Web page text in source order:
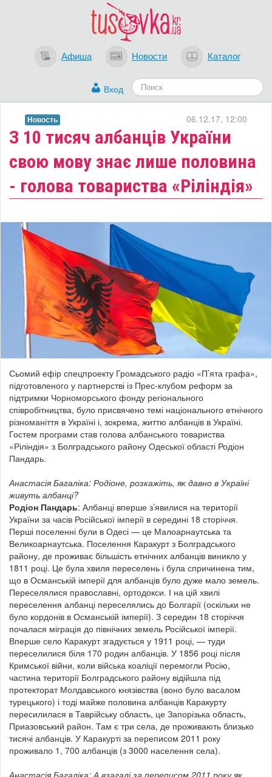
Афиша Новости Каталог
Вход
З 10 тисяч албанців України
свою мову знає лише половина
- голова товариства «Ріліндія»
06.12.17, 12:00
Новость
Сьомий ефір спецпроекту Громадського радіо «П’ята графа»,
підготовленого у партнерстві із Прес-клубом реформ за
підтримки Чорноморського фонду регіонального
співробітництва, було присвячено темі національного етнічного
різноманіття в Україні і, зокрема, життю албанців в Україні.
Гостем програми став голова албанського товариства
«Ріліндія» з Болградського району Одеської області Родіон
Пандарь.
Анастасія Багаліка: Родіоне, розкажіть, як давно в Україні
живуть албанці?
Родіон Пандарь: Албанці вперше з’явилися на території
України за часів Російської імперії в середині 18 сторіччя.
Перші поселенні були в Одесі — це Малоарнаутська та
Великоарнаутська. Поселення Каракурт з Болградського
району, де проживає більшість етнічних албанців виникло у
1811 році. Це була хвиля переселень і була спричинена тим,
що в Османській імперії для албанців було дуже мало земель.
Переселялися православні, ортодокси. І на цій хвилі
переселення албанці переселялись до Болгарії (оскільки не
було кордонів в Османській імперії). З середин 18 сторіччя
почалася міграція до північних земель Російської імперії.
Вперше село Каракурт згадується у 1911 році, — туди
переселилися біля 170 родин албанців. У 1856 році після
Кримської війни, коли війська коаліції перемогли Росію,
частина території Болградського району відійшла під
протекторат Молдавського князівства (воно було васалом
турецького) і тоді майже половина албанців Каракурту
пересилилася в Таврійську область, це Запорізька область,
Приазовський район. Там є три села, де проживають близько
тисячі албанців. У Каракурті за переписом 2011 року
проживало 1, 700 албанців (з 3000 населення села).
Анастасія Багаліка: А взагалі за переписом 2011 року як